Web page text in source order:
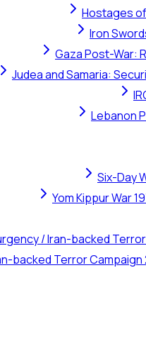
Hostages
Iron
Gaza Post-War:
Judea and Samaria:
Lebanon
Six-Day
Yom Kippur War
/ Iran-backed
backed Terror